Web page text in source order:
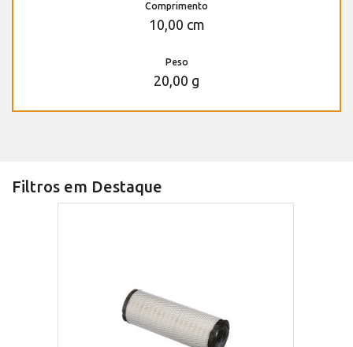
Comprimento
10,00 cm
Peso
20,00 g
Filtros em Destaque